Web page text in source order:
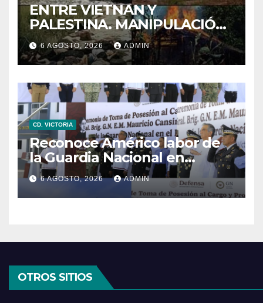
ENTRE VIETNAN Y
PALESTINA. MANIPULACIÓN
DE IMÁNGES EN LA GUERRA
6 AGOSTO, 2026 ADMIN
CD. VICTORIA
Reconoce Américo labor de
la Guardia Nacional en
Tamaulipas; atestigua
llegada del nuevo
coordinador estatal
6 AGOSTO, 2026 ADMIN
OTROS SITIOS